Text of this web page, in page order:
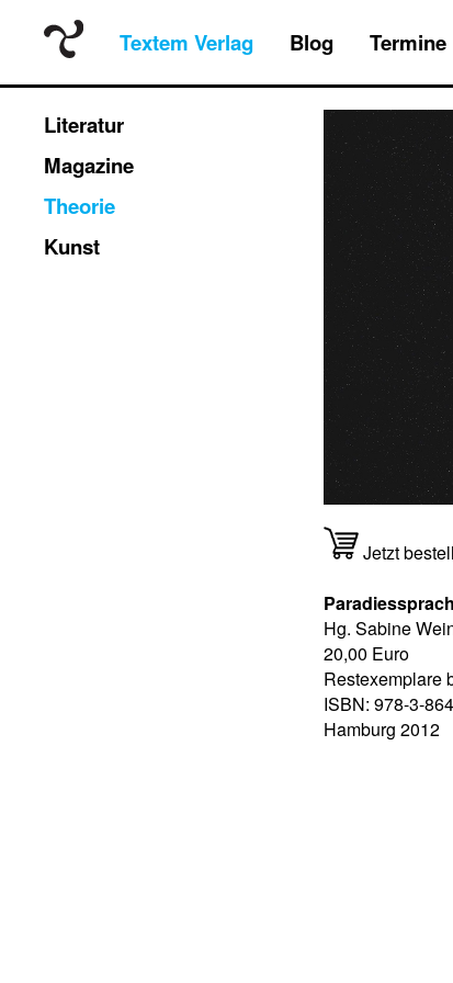
Textem Verlag Blog Termine
Literatur
Magazine
Theorie
Kunst
Jetzt
Hg. Sabine
20,00 Euro
Restexemplare
ISBN: 978-3-
Hamburg 2012